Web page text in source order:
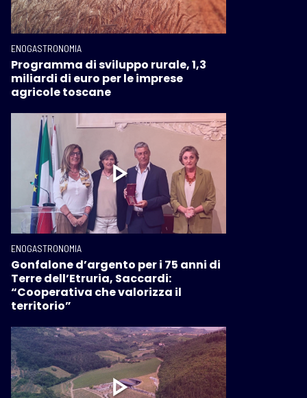
ENOGASTRONOMIA
Programma di sviluppo rurale, 1,3
miliardi di euro per le imprese
agricole toscane
ENOGASTRONOMIA
Gonfalone d’argento per i 75 anni di
Terre dell’Etruria, Saccardi:
“Cooperativa che valorizza il
territorio”